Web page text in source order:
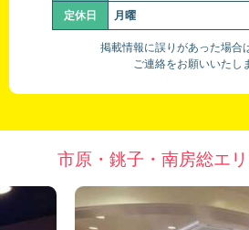
定休日 月曜
掲載情報に誤りがあった場合
ご連絡をお願いいたし
市原・銚子・南房総エ